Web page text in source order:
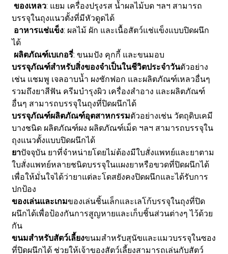
ของเหลว: แยม เครื่องปรุงรส น้ำผลไม้บด ฯลฯ สามารถ
บรรจุในถุงแนวตั้งที่มีหัวดูดได้
อาหารแช่แข็ง: ผลไม้ ผัก และเนื้อสัตว์แช่แข็งแบบปิดผนึก
ได้
ผลิตภัณฑ์เบเกอรี่: ขนมปัง คุกกี้ และขนมอบ
บรรจุภัณฑ์สำหรับสิ่งของจำเป็นในชีวิตประจำวันตัวอย่าง
เช่น แชมพู เจลอาบน้ำ ผงซักฟอก และผลิตภัณฑ์เหลวอื่นๆ
รวมถึงยาสีฟัน ครีมบำรุงผิว เครื่องสำอาง และผลิตภัณฑ์
อื่นๆ สามารถบรรจุในถุงที่ปิดผนึกได้
บรรจุภัณฑ์ผลิตภัณฑ์อุตสาหกรรมตัวอย่างเช่น วัตถุดิบเคมี
บางชนิด ผลิตภัณฑ์ผง ผลิตภัณฑ์เม็ด ฯลฯ สามารถบรรจุใน
ถุงแนวตั้งแบบปิดผนึกได้
ยาปัจจุบัน ยาที่จำหน่ายโดยไม่ต้องมีใบสั่งแพทย์และยาตาม
ใบสั่งแพทย์หลายชนิดบรรจุในแผงยาหรือขวดที่ปิดผนึกได้
เพื่อให้มั่นใจได้ว่ายาแต่ละโดสยังคงปิดผนึกและได้รับการ
ปกป้อง
ของเล่นและเกมของเล่นชิ้นเล็กและเลโก้บรรจุในถุงที่ปิด
ผนึกได้เพื่อป้องกันการสูญหายและเก็บชิ้นส่วนต่างๆ ไว้ด้วย
กัน
ขนมสำหรับสัตว์เลี้ยงขนมสำหรับสุนัขและแมวบรรจุในซอง
ที่ปิดผนึกได้ ช่วยให้เจ้าของสัตว์เลี้ยงสามารถเล่นกับสัตว์